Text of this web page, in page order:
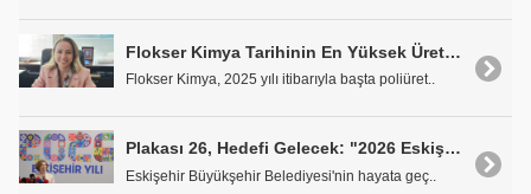
Flokser Kimya Tarihinin En Yüksek Üretim ve Satış Hacmine Ulaştı
Flokser Kimya, 2025 yılı itibarıyla başta poliüret..
Plakası 26, Hedefi Gelecek: "2026 Eskişehir Yılı"
Eskişehir Büyükşehir Belediyesi'nin hayata geç..